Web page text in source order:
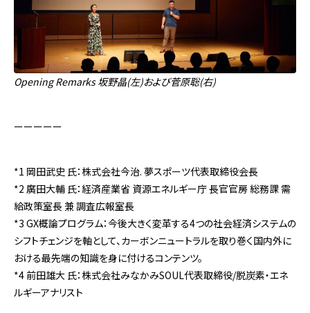
Opening Remarks 坂野晶(左)および菅原聡(右)
ーーーーー
*1 岡田武史 氏：株式会社今治. 夢スポーツ代表取締役会長
*2 廣田大輔 氏：経済産業省 資源エネルギー庁 長官官房 総務課 需
給政策室長 兼 調査広報室長
*3 GX概論プログラム：今後大きく変革する4つの社会経済システムの
シフトチェンジを軸として、カーボンニュートラルを取り巻く国内外に
おける最先端の知識を身に付けるコンテンツ。
*4 前田雄大 氏：株式会社みなかみSOUL代表取締役/脱炭素・エネ
ルギーアナリスト